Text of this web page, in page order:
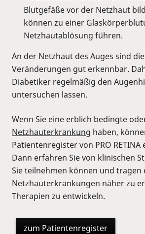
Blutgefäße vor der Netzhaut
können zu einer
Netzhautablösung führen.
An der Netzhaut des Auges sind
Veränderungen gut erkennbar.
Diabetiker regelmäßig den
untersuchen lassen.
Wenn Sie eine erblich bedingte
Netzhauterkrankung haben,
Patientenregister von PRO RETINA
Dann erfahren Sie von klinischen
Sie teilnehmen können und tragen
Netzhauterkrankungen näher zu
Therapien zu entwickeln.
zum Patientenregister